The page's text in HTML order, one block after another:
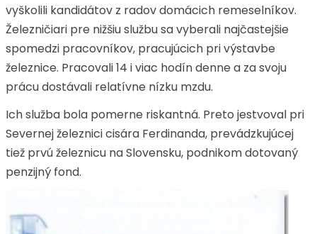
vyškolili kandidátov z radov domácich remeselníkov.
Železničiari pre nižšiu službu sa vyberali najčastejšie
spomedzi pracovníkov, pracujúcich pri výstavbe
železnice. Pracovali 14 i viac hodín denne a za svoju
prácu dostávali relatívne nízku mzdu.
Ich služba bola pomerne riskantná. Preto jestvoval pri
Severnej železnici cisára Ferdinanda, prevádzkujúcej
tiež prvú železnicu na Slovensku, podnikom dotovaný
penzijný fond.